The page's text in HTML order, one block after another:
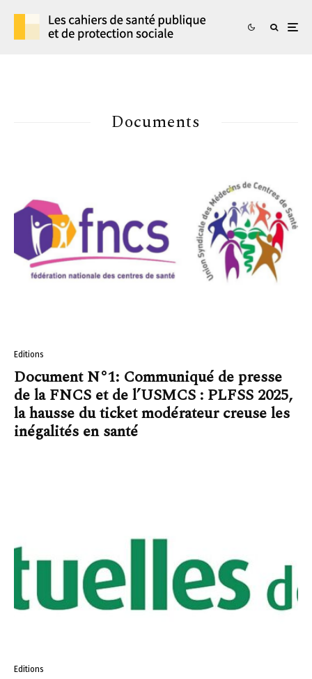
Documents
Editions
Document N°1: Communiqué de presse
de la FNCS et de l’USMCS : PLFSS 2025,
la hausse du ticket modérateur creuse les
inégalités en santé
Editions